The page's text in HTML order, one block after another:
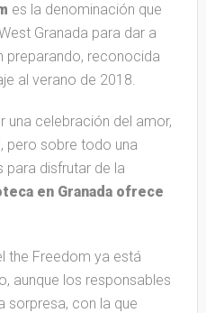
es la denominación que
Granada para dar a
preparando, reconocida
al verano de 2018.
una celebración del amor,
pero sobre todo una
disfrutar de la
en Granada ofrece
the Freedom ya está
aunque los responsables
sorpresa, con la que